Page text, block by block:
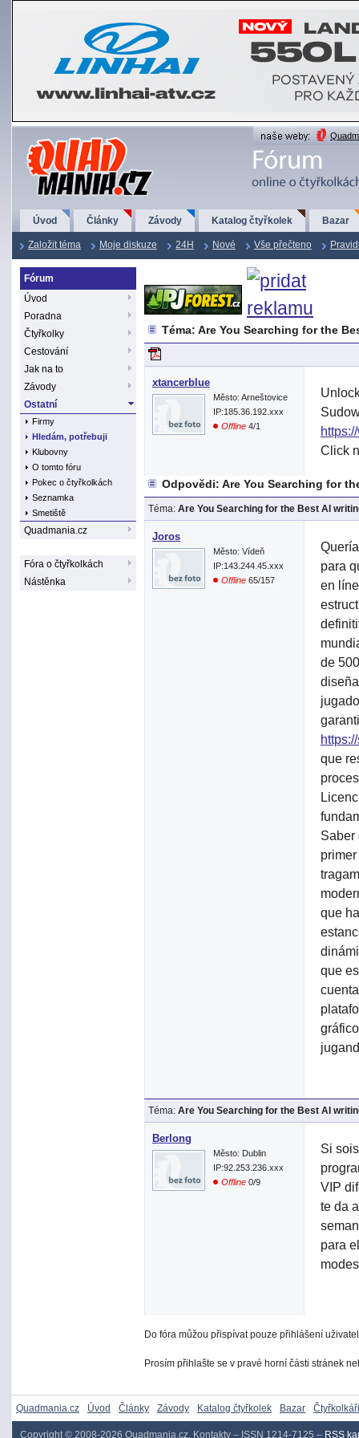
QuadMania.cz
Úvod Články Závody Katalog čtyřkolek Bazar
Založit téma Moje diskuze 24H Nové Vše přečteno
Fórum
Úvod
Poradna
Čtyřkolky
Cestování
Jak na to
Závody
Ostatní
Firmy
Hledám, potřebuji
Klubovny
O tomto fóru
Pokec o čtyřkolkách
Seznamka
Smetiště
Quadmania.cz
Fóra o čtyřkolkách
Nástěnka
Téma: Are You Searching for the
xtancerblue
Město: Arneštovice
IP:185.36.192.xxx
Offline 4/1
Click
Odpovědi: Are You Searching for
Téma: Are You Searching for the Best AI
Joros
Město: Vídeň
IP:143.244.45.xxx
Offline 65/157
para
en
de
que
Saber
que
que
Téma: Are You Searching for the Best AI
Berlong
Město: Dublin
IP:92.253.236.xxx
Offline 0/9
Si
VIP
te da
para
Do fóra můžou přispívat pouze přihlášení
Prosím přihlašte se v pravé horní části stránek
Quadmania.cz Úvod Články Závody Katalog čtyřkolek Bazar Čtyřkolkáři
Copyright © 2008-2026 Quadmania.cz, Kontakty – ISSN 1214-7125 – RSS